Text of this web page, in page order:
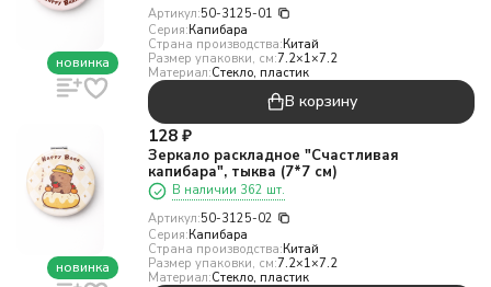
новинка
Артикул:50-3125-01
Серия:Капибара
Страна производства:Китай
Размер упаковки, см:7.2×1×7.2
Материал:Стекло, пластик
В корзину
новинка
128 ₽
Зеркало раскладное "Счастливая
капибара", тыква (7*7 см)
В наличии 362 шт.
Артикул:50-3125-02
Серия:Капибара
Страна производства:Китай
Размер упаковки, см:7.2×1×7.2
Материал:Стекло, пластик